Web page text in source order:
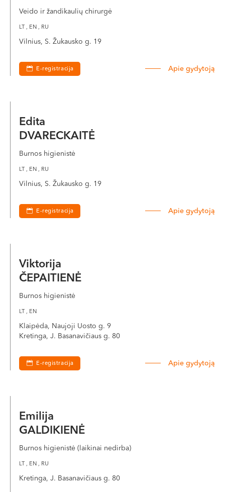
Veido ir žandikaulių chirurgė
LT , EN , RU
Vilnius, S. Žukausko g. 19
E-registracija Apie gydytoją
Edita
DVARECKAITĖ
Burnos higienistė
LT , EN , RU
Vilnius, S. Žukausko g. 19
E-registracija Apie gydytoją
Viktorija
ČEPAITIENĖ
Burnos higienistė
LT , EN
Klaipėda, Naujoji Uosto g. 9
Kretinga, J. Basanavičiaus g. 80
E-registracija Apie gydytoją
Emilija
GALDIKIENĖ
Burnos higienistė (laikinai nedirba)
LT , EN , RU
Kretinga, J. Basanavičiaus g. 80